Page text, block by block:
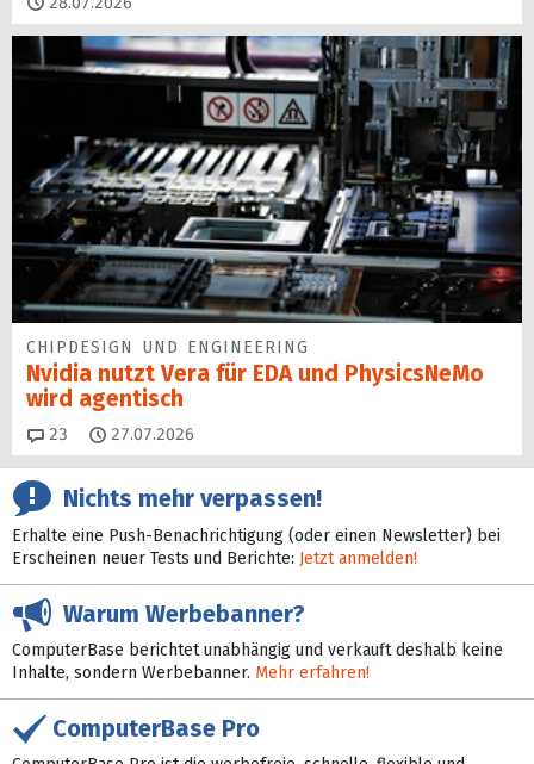
CHIPDESIGN UND ENGINEERING
Nvidia nutzt Vera für EDA und PhysicsNeMo
wird agentisch
23 Kommentare
27.07.2026
Nichts mehr verpassen!
Erhalte eine Push-Benachrichtigung (oder einen Newsletter) bei
Erscheinen neuer Tests und Berichte: Jetzt anmelden!
Warum Werbebanner?
ComputerBase berichtet unabhängig und verkauft deshalb keine
Inhalte, sondern Werbebanner. Mehr erfahren!
ComputerBase Pro